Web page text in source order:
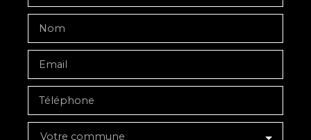
Nom
Email
Téléphone
Votre commune